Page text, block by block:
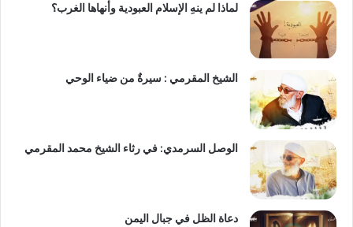
لماذا لم ينهِ الإسلام العبودية وأنهاها الغرب؟
الشيخ المقرمي : سيرةٌ من ضياء الوحي
الوصل السرمدي: في رثاء الشيخ محمد المقرمي
دعاة الظل في جبال اليمن